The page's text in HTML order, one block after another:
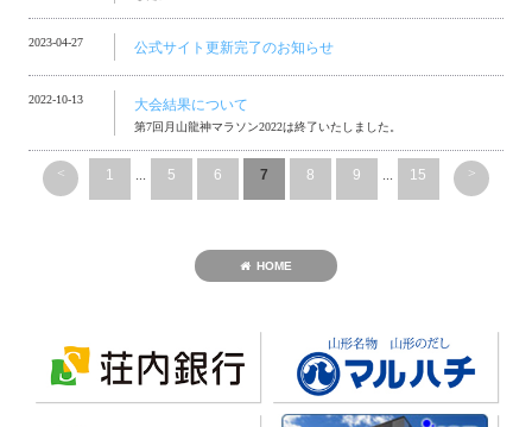
2023-04-27 公式サイト更新完了のお知らせ
2022-10-13 大会結果について
第7回月山龍神マラソン2022は終了いたしました。
< 1 ... 5 6 7 8 9 ... 15 >
HOME